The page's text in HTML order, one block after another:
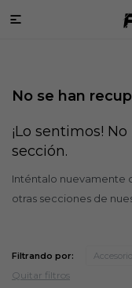

No se han
¡Lo sentimos!
sección.
Inténtalo nuevamente
otras secciones de
Filtrando por:
Quitar filtros